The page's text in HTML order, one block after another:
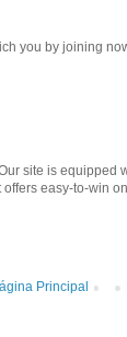
you by joining
site is equipped
easy-to-win
Principal